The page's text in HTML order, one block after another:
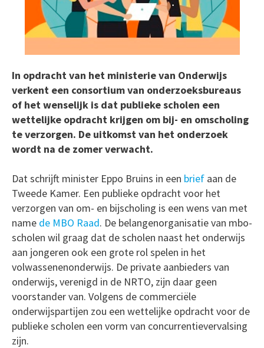
In opdracht van het ministerie van Onderwijs
verkent een consortium van onderzoeksbureaus
of het wenselijk is dat publieke scholen een
wettelijke opdracht krijgen om bij- en omscholing
te verzorgen. De uitkomst van het onderzoek
wordt na de zomer verwacht.
Dat schrijft minister Eppo Bruins in een brief aan de
Tweede Kamer. Een publieke opdracht voor het
verzorgen van om- en bijscholing is een wens van met
name de MBO Raad. De belangenorganisatie van mbo-
scholen wil graag dat de scholen naast het onderwijs
aan jongeren ook een grote rol spelen in het
volwassenenonderwijs. De private aanbieders van
onderwijs, verenigd in de NRTO, zijn daar geen
voorstander van. Volgens de commerciële
onderwijspartijen zou een wettelijke opdracht voor de
publieke scholen een vorm van concurrentievervalsing
zijn.